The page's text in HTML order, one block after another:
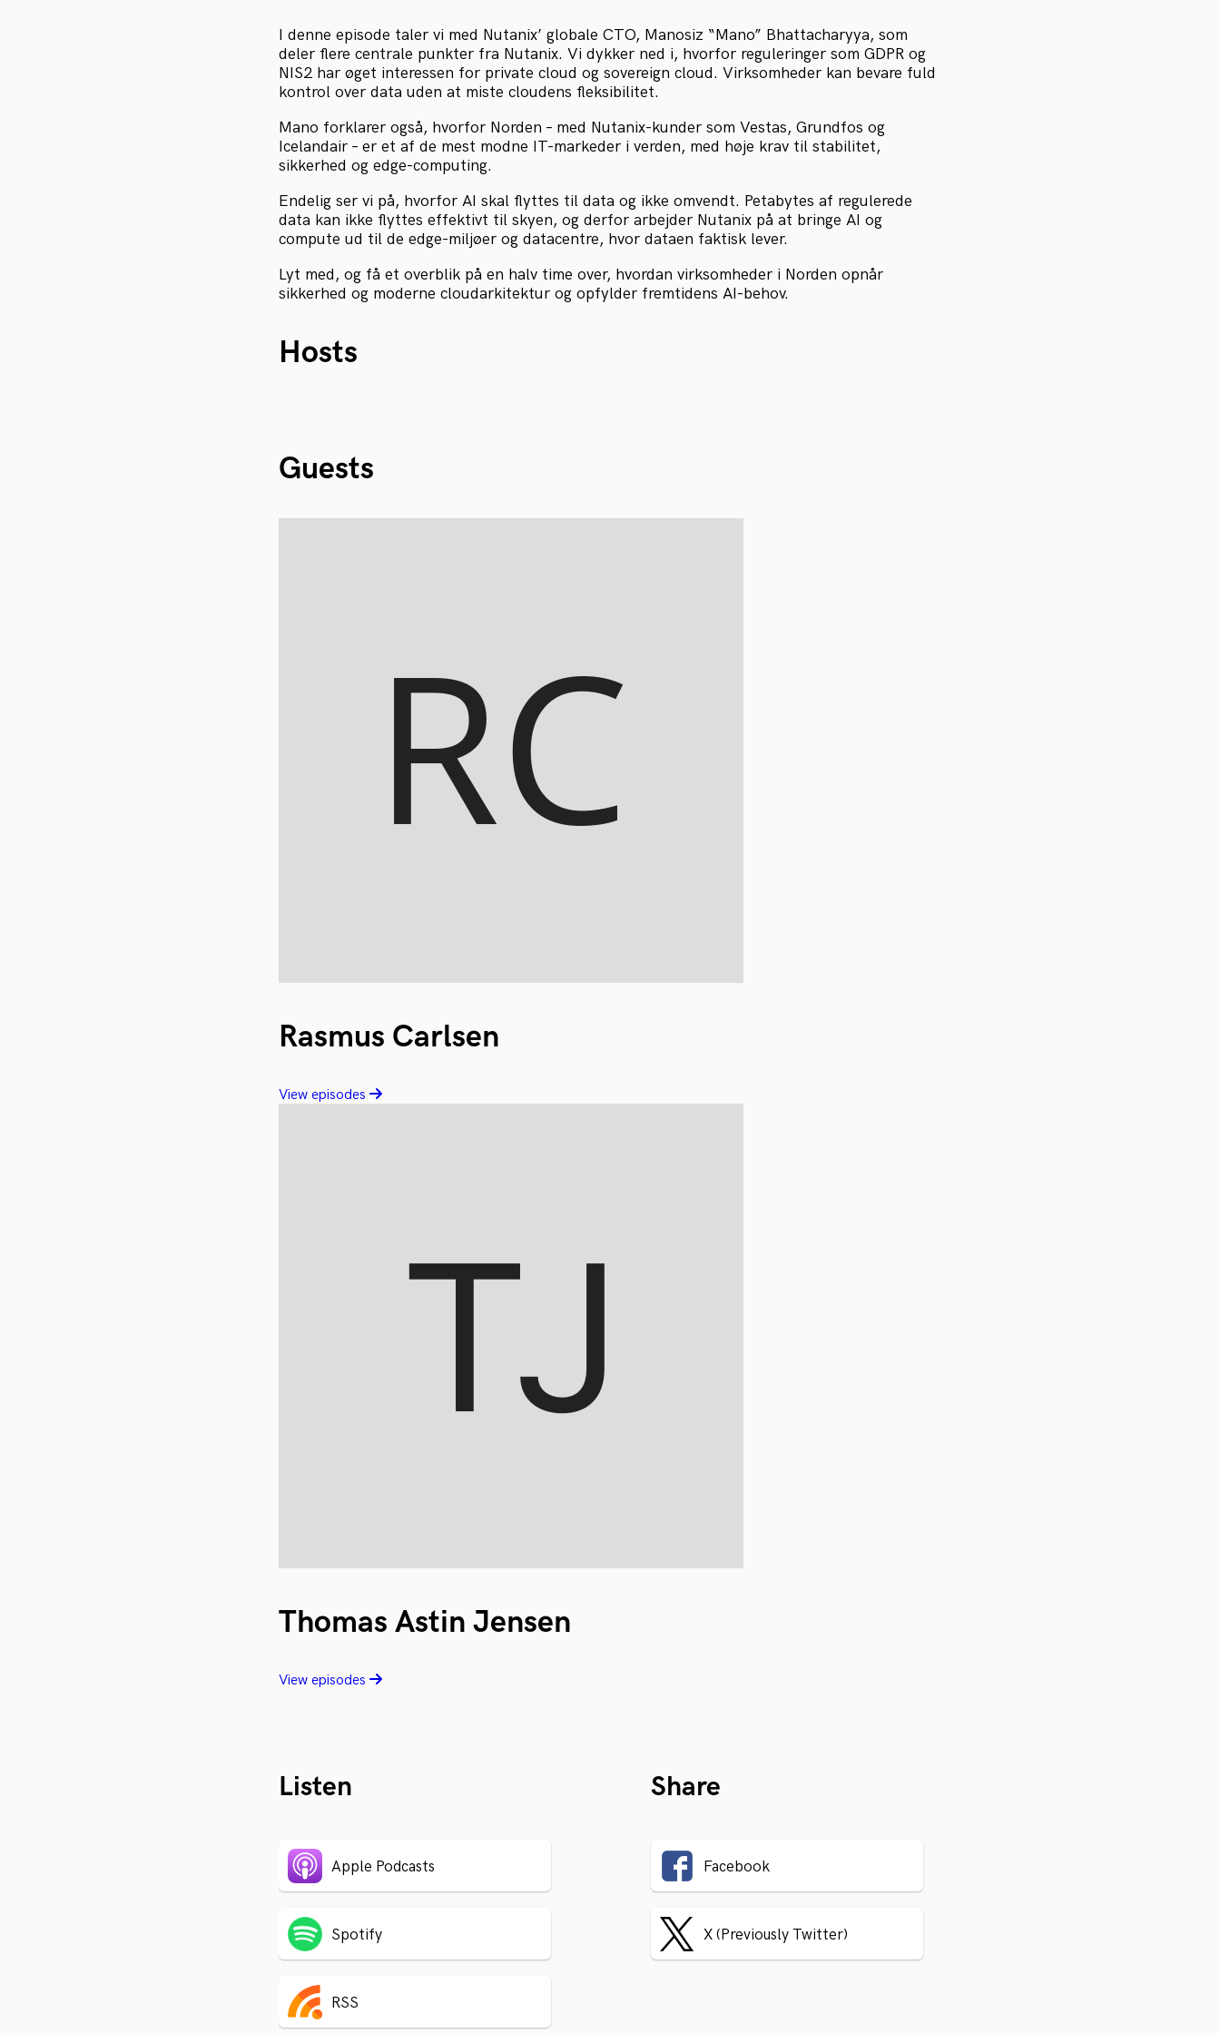
I denne episode taler vi med Nutanix’ globale CTO, Manosiz “Mano” Bhattacharyya, som
deler flere centrale punkter fra Nutanix. Vi dykker ned i, hvorfor reguleringer som GDPR og
NIS2 har øget interessen for private cloud og sovereign cloud. Virksomheder kan bevare fuld
kontrol over data uden at miste cloudens fleksibilitet.
Mano forklarer også, hvorfor Norden – med Nutanix-kunder som Vestas, Grundfos og
Icelandair – er et af de mest modne IT-markeder i verden, med høje krav til stabilitet,
sikkerhed og edge-computing.
Endelig ser vi på, hvorfor AI skal flyttes til data og ikke omvendt. Petabytes af regulerede
data kan ikke flyttes effektivt til skyen, og derfor arbejder Nutanix på at bringe AI og
compute ud til de edge-miljøer og datacentre, hvor dataen faktisk lever.
Lyt med, og få et overblik på en halv time over, hvordan virksomheder i Norden opnår
sikkerhed og moderne cloudarkitektur og opfylder fremtidens AI-behov.
Hosts
Guests
Rasmus Carlsen
View episodes
Thomas Astin Jensen
View episodes
Listen
Apple Podcasts
Spotify
RSS
Share
Facebook
X (Previously Twitter)